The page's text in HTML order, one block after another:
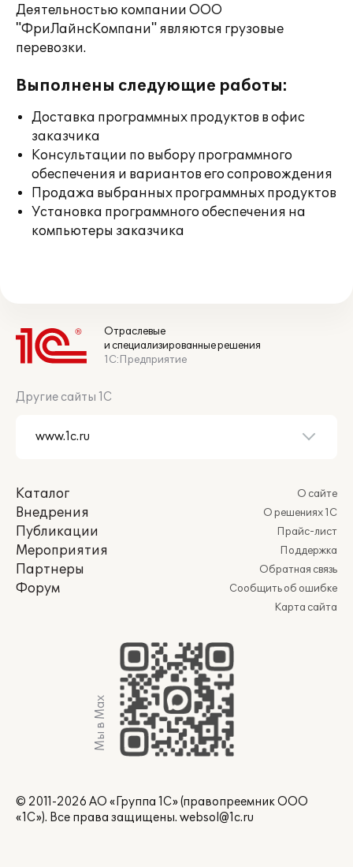
Деятельностью компании ООО
"ФриЛайнсКомпани" являются грузовые
перевозки.
Выполнены следующие работы:
Доставка программных продуктов в офис
заказчика
Консультации по выбору программного
обеспечения и вариантов его сопровождения
Продажа выбранных программных продуктов
Установка программного обеспечения на
компьютеры заказчика
Отраслевые
и специализированные решения
1С:Предприятие
Другие сайты 1С
Каталог
Внедрения
Публикации
Мероприятия
Партнеры
Форум
О сайте
О решениях 1С
Прайс-лист
Поддержка
Обратная связь
Сообщить об ошибке
Карта сайта
Мы в Max
© 2011-2026 АО «Группа 1С» (правопреемник ООО
«1С»). Все права защищены. websol@1c.ru